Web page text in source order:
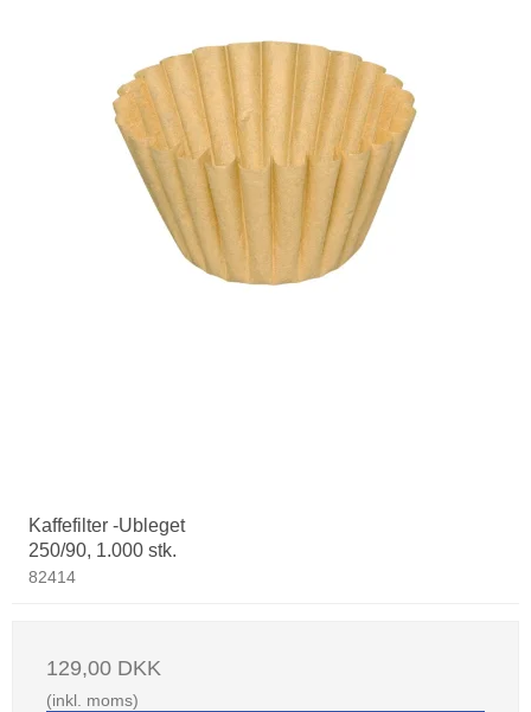
Kaffefilter -Ubleget
250/90, 1.000 stk.
82414
129,00 DKK
(inkl. moms)